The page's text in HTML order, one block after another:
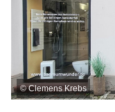
© Clemens Krebs